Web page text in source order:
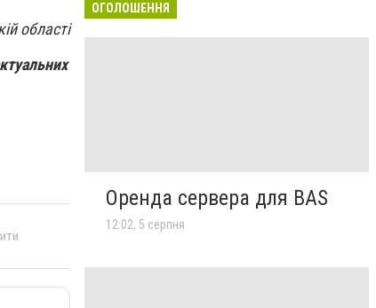
області
ОГОЛОШЕННЯ
Оренда сервера для BAS
12:02, 5 серпня